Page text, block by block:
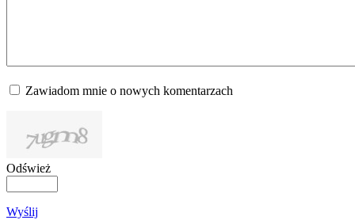
Zawiadom mnie o nowych komentarzach
Odśwież
Wyślij